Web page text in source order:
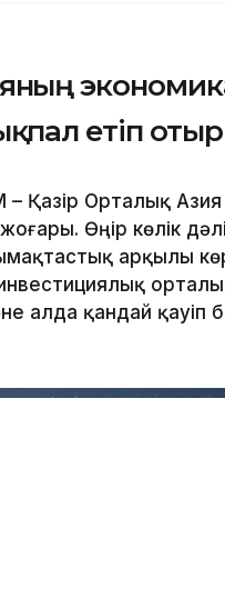
етіп отыр
– Қазір Орталық
Өңір көлік
арқылы
алда қандай қауіп